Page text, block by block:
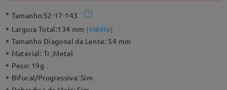
Tamanho:52-17-143
Largura Total:134 mm (Médio)
Tamanho Diagonal da Lente: 54 mm
Material: Tr ,Metal
Peso: 19g
Bifocal/Progressiva:Sim